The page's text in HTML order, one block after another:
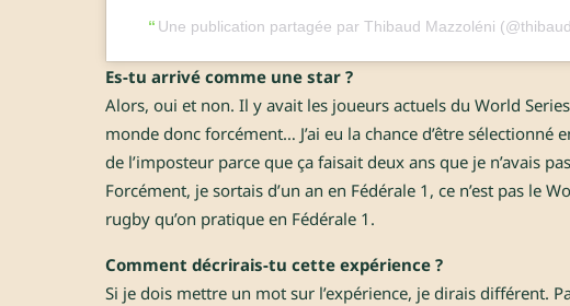
Une publication partagée par Thibaud Mazzoléni
Es-tu arrivé comme une star ?
Alors, oui et non. Il y avait les joueurs actuels du World
monde donc forcément… J’ai eu la chance d’être
de l’imposteur parce que ça faisait deux ans que je n’avais
Forcément, je sortais d’un an en Fédérale 1, ce n’est pas le
rugby qu’on pratique en Fédérale 1.
Comment décrirais-tu cette expérience ?
Si je dois mettre un mot sur l’expérience, je dirais différent.